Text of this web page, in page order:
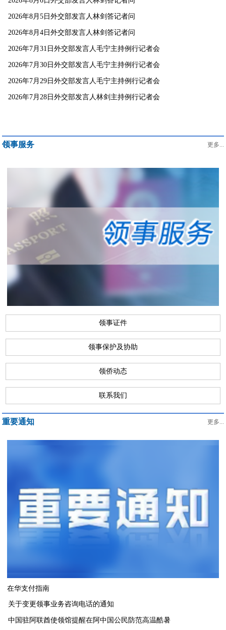
2026年8月5日外交部发言人林剑答记者问
2026年8月4日外交部发言人林剑答记者问
2026年7月31日外交部发言人毛宁主持例行记者会
2026年7月30日外交部发言人毛宁主持例行记者会
2026年7月29日外交部发言人毛宁主持例行记者会
2026年7月28日外交部发言人林剑主持例行记者会
领事服务 更多...
领事证件
领事保护及协助
领侨动态
联系我们
重要通知 更多...
在华支付指南
关于变更领事业务咨询电话的通知
中国驻阿联酋使领馆提醒在阿中国公民防范高温酷暑